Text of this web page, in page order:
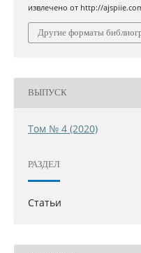
извлечено от http://
Другие форматы
ВЫПУСК
Том № 4 (2020)
РАЗДЕЛ
Статьи